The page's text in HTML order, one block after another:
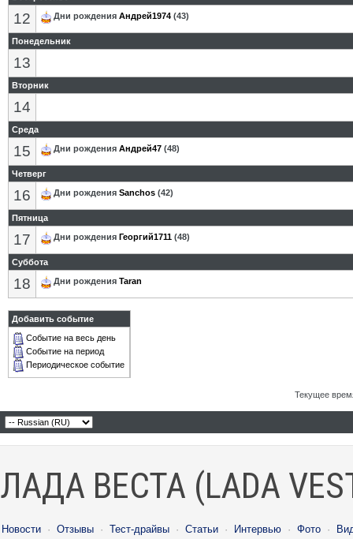
12 Дни рождения Андрей1974 (43)
Понедельник
13
Вторник
14
Среда
15 Дни рождения Андрей47 (48)
Четверг
16 Дни рождения Sanchos (42)
Пятница
17 Дни рождения Георгий1711 (48)
Суббота
18 Дни рождения Taran
Добавить событие
Событие на весь день
Событие на период
Периодическое событие
Текущее
ЛАДА ВЕСТА (LADA
Новости · Отзывы · Тест-драйвы · Статьи · Интервью · Фото ·